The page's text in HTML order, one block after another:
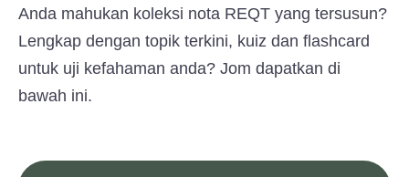
Anda mahukan koleksi nota REQT yang tersusun?
Lengkap dengan topik terkini, kuiz dan flashcard
untuk uji kefahaman anda? Jom dapatkan di
bawah ini.